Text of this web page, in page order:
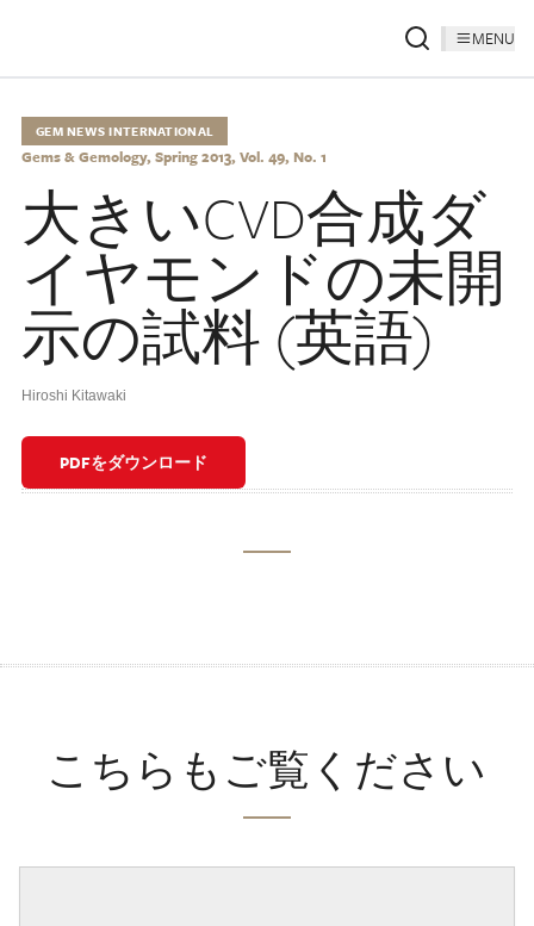
MENU
GEM NEWS INTERNATIONAL
Gems & Gemology, Spring 2013, Vol. 49, No. 1
大きいCVD合成ダ
イヤモンドの未開
示の試料 (英語)
Hiroshi Kitawaki
PDFをダウンロード
こちらもご覧ください